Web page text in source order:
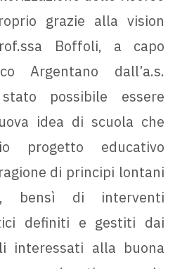
grazie alla vision
Boffoli, a capo
Argentano dall’a.s.
possibile essere
idea di scuola che
progetto educativo
di principi lontani
bensì di interventi
definiti e gestiti dai
interessati alla buona